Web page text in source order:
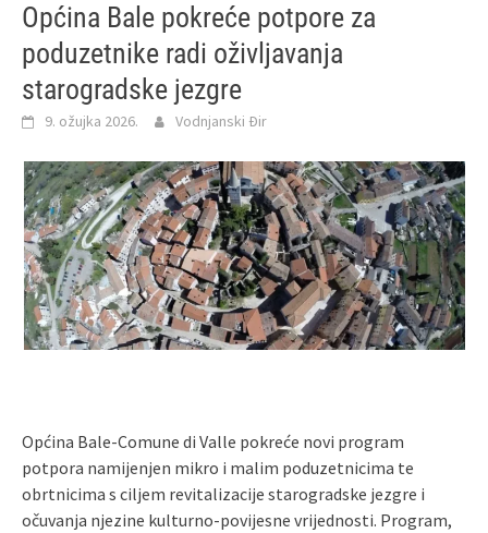
Općina Bale pokreće potpore za
poduzetnike radi oživljavanja
starogradske jezgre
9. ožujka 2026. Vodnjanski Đir
Općina Bale-Comune di Valle pokreće novi program
potpora namijenjen mikro i malim poduzetnicima te
obrtnicima s ciljem revitalizacije starogradske jezgre i
očuvanja njezine kulturno‑povijesne vrijednosti. Program,